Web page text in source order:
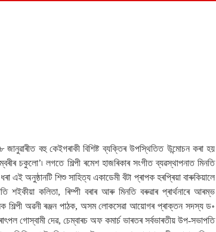
জানুৱাৰীত বহু কেইগৰাকী বিশিষ্ট ব্যক্তিৰ উপস্থিতিত উন্মোচন কৰা হয়
চকুলো’৷ লগতে শিল্পী ৰমেশ হাজৰিকাৰ সংগীত ব্যৱস্থাপনাত মিনতি
এই অনুষ্ঠানটি শিশু সাহিত্য একাডেমী বঁটা প্ৰাপক হৰপ্ৰিয়া বাৰুকিয়ালে
শইকীয়া কলিতা, ৰিম্পী বৰাৰ আৰু মিনতি বৰুৱাৰ প্ৰাৰ্থনাৰে আৰম্ভ
শিল্পী অৱনী ৰঞ্জন পাঠক, অসম লোকসেৱা আয়োগৰ প্ৰাক্তন সদস্য ড॰
গোস্বামী দেৱ, চেম্বাৰচ অফ কমাৰ্চ ভাৰতৰ সৰ্বভাৰতীয় উপ-সভাপতি